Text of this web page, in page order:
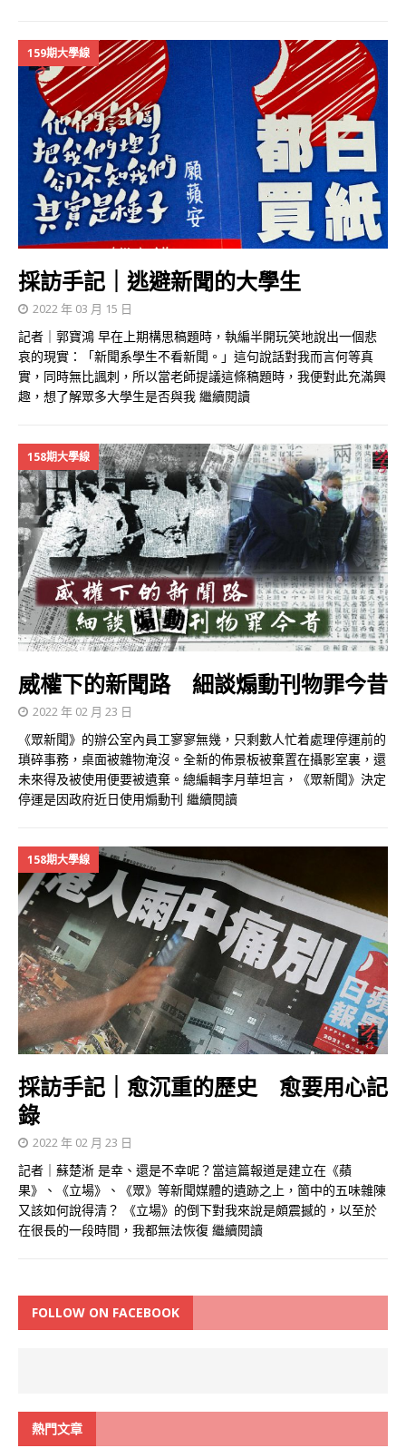
159期大學線
採訪手記｜逃避新聞的大學生
2022 年 03 月 15 日
記者｜郭寶鴻 早在上期構思稿題時，執編半開玩笑地說出一個悲
哀的現實：「新聞系學生不看新聞。」這句說話對我而言何等真
實，同時無比諷刺，所以當老師提議這條稿題時，我便對此充滿興
趣，想了解眾多大學生是否與我 繼續閱讀
158期大學線
威權下的新聞路 細談煽動刊物罪今昔
2022 年 02 月 23 日
《眾新聞》的辦公室內員工寥寥無幾，只剩數人忙着處理停運前的
瑣碎事務，桌面被雜物淹沒。全新的佈景板被棄置在攝影室裏，還
未來得及被使用便要被遺棄。總編輯李月華坦言，《眾新聞》決定
停運是因政府近日使用煽動刊 繼續閱讀
158期大學線
採訪手記｜愈沉重的歷史 愈要用心記
錄
2022 年 02 月 23 日
記者｜蘇楚淅 是幸、還是不幸呢？當這篇報道是建立在《蘋
果》、《立場》、《眾》等新聞媒體的遺跡之上，箇中的五味雜陳
又該如何說得清？ 《立場》的倒下對我來說是頗震撼的，以至於
在很長的一段時間，我都無法恢復 繼續閱讀
FOLLOW ON FACEBOOK
熱門文章